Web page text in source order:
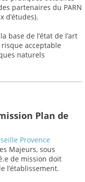
partenaires du PARN
d’études).
base de l’état de l’art
acceptable
naturels
Plan de
Provence
Majeurs, sous
de mission doit
l’établissement.